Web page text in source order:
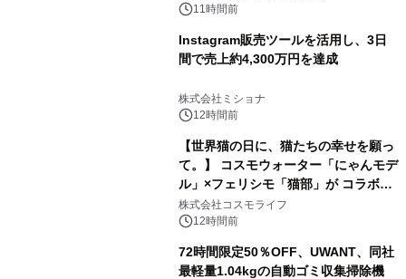
11時間前
Instagram販売ツールを活用し、3日
間で売上約4,300万円を達成
株式会社ミショナ
12時間前
【世界猫の日に、猫たちの幸せを願っ
て。】 コスモウォーター「にゃんモデ
ル」×フェリシモ「猫部」が コラボキ
ャンペーンを実施
株式会社コスモライフ
12時間前
72時間限定50％OFF、UWANT、同社
最軽量1.04kgの自動ゴミ収集掃除機